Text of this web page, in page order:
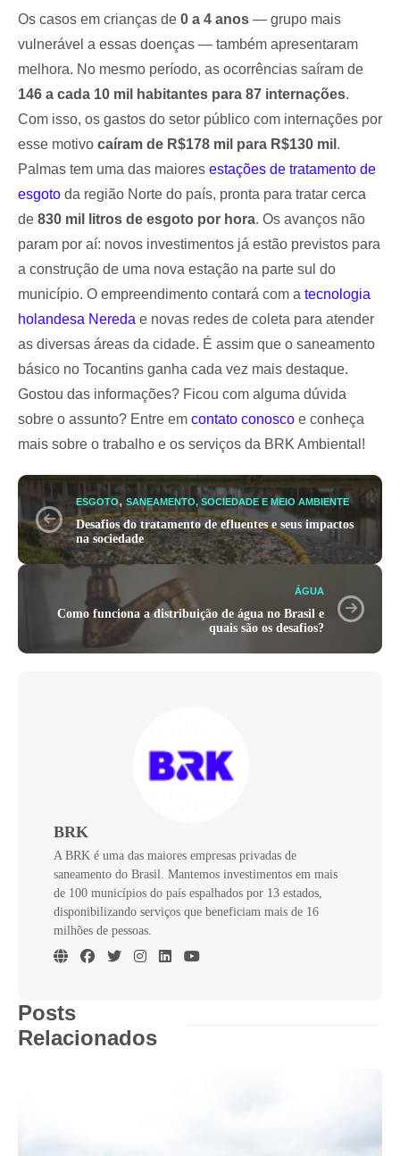
Os casos em crianças de 0 a 4 anos — grupo mais
vulnerável a essas doenças — também apresentaram
melhora. No mesmo período, as ocorrências saíram de
146 a cada 10 mil habitantes para 87 internações.
Com isso, os gastos do setor público com internações por
esse motivo caíram de R$178 mil para R$130 mil .
Palmas tem uma das maiores estações de tratamento de
esgoto da região Norte do país, pronta para tratar cerca
de 830 mil litros de esgoto por hora. Os avanços não
param por aí: novos investimentos já estão previstos para
a construção de uma nova estação na parte sul do
município. O empreendimento contará com a tecnologia
holandesa Nereda e novas redes de coleta para atender
as diversas áreas da cidade. É assim que o saneamento
básico no Tocantins ganha cada vez mais destaque.
Gostou das informações? Ficou com alguma dúvida
sobre o assunto? Entre em contato conosco e conheça
mais sobre o trabalho e os serviços da BRK Ambiental!
ESGOTO, SANEAMENTO, SOCIEDADE E MEIO AMBIENTE
Desafios do tratamento de efluentes e seus impactos
na sociedade
ÁGUA
Como funciona a distribuição de água no Brasil e
quais são os desafios?
BRK
A BRK é uma das maiores empresas privadas de
saneamento do Brasil. Mantemos investimentos em mais
de 100 municípios do país espalhados por 13 estados,
disponibilizando serviços que beneficiam mais de 16
milhões de pessoas.
Posts
Relacionados